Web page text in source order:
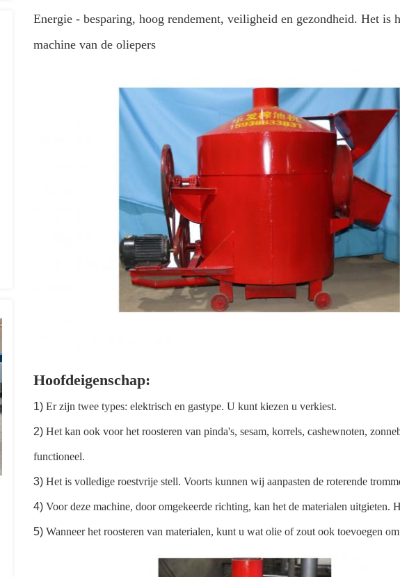
Energie - besparing, hoog rendement, veiligheid en gezondheid. Het is
machine van de oliepers
Hoofdeigenschap:
1) Er zijn twee types: elektrisch en gastype. U kunt kiezen u verkiest.
2) Het kan ook voor het roosteren van pinda's, sesam, korrels, cashewnoten,
functioneel.
3) Het is volledige roestvrije stell. Voorts kunnen wij aanpasten de roterende
4) Voor deze machine, door omgekeerde richting, kan het de materialen uitgieten.
5) Wanneer het roosteren van materialen, kunt u wat olie of zout ook toevoegen